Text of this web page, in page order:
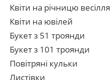
Квіти на річницю весілля
Квіти на ювілей
Букет з 51 троянди
Букет з 101 троянди
Повітряні кульки
Листівки